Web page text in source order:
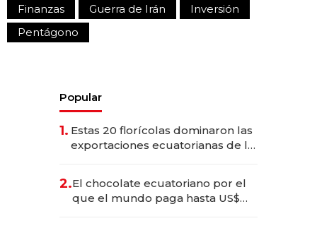
Finanzas
Guerra de Irán
Inversión
Pentágono
Popular
1. Estas 20 florícolas dominaron las
exportaciones ecuatorianas de la
2.El chocolate ecuatoriano por el
que el mundo paga hasta US$